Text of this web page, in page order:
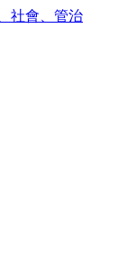
社會、管治